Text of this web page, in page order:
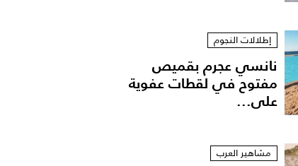
إطلالات النجوم
نانسي عجرم بقميص
مفتوح في لقطات عفوية
على...
مشاهير العرب